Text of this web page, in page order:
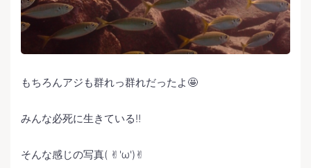
もちろんアジも群れっ群れだったよ🤩
みんな必死に生きている‼️
そんな感じの写真( ✌︎'ω')✌︎